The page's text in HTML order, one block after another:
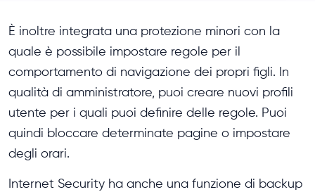
È inoltre integrata una protezione minori con la
quale è possibile impostare regole per il
comportamento di navigazione dei propri figli. In
qualità di amministratore, puoi creare nuovi profili
utente per i quali puoi definire delle regole. Puoi
quindi bloccare determinate pagine o impostare
degli orari.
Internet Security ha anche una funzione di backup